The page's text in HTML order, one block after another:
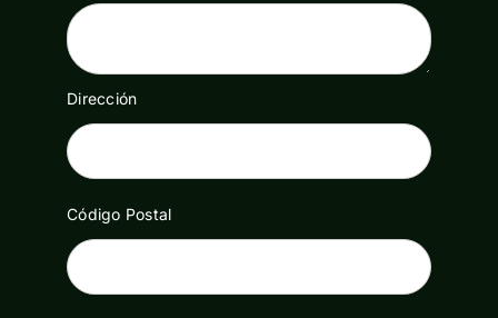
herramientas de jardinería
Instrumentos musicales
joyas
juegos de mesa
Dirección
Código Postal